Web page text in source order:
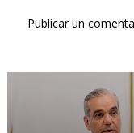
Publicar un